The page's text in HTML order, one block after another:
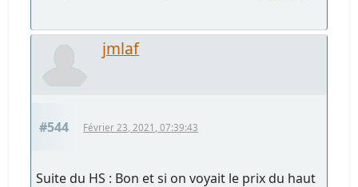
jmlaf
#544 Février 23, 2021, 07:39:43
Suite du HS : Bon et si on voyait le prix du haut